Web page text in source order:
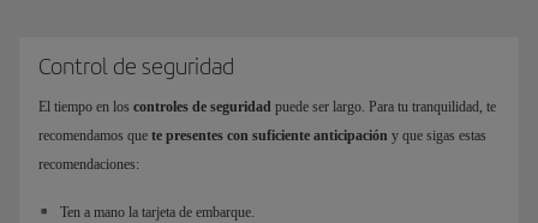
Control de seguridad
El tiempo en los controles de seguridad puede ser largo. Para tu tranquilidad, te
recomendamos que te presentes con suficiente anticipación y que sigas estas
recomendaciones:
Ten a mano la tarjeta de embarque.